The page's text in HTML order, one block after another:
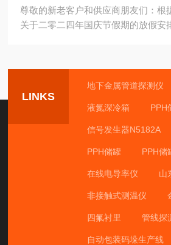
致台历。...
尊敬的新老客户和供应商朋友们：根
关于二零二四年国庆节假期的放假安
(星期二)正常上班，另9月29日（星
期六）也需补班。请各新老客户提前
宜，避免影响正常的工作。广州同谱
愉快的假期！特此通知广州同谱实验
09月30日
LINKS
地下金属管道探测仪
液氮深冷箱 PPH
信号发生器N5182A
PPH储罐 PPH储
在线电导率仪 山
非接触式测温仪
四氟衬里 管线探
自动包装码垛生产线